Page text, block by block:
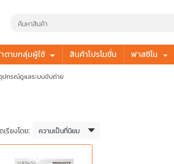
ตามกลุ่มผู้ใช้ สินค้าโปรโมชั่น ฟาสซิโน
ปกรณ์ดูแลระบบขับถ่าย
เรียงโดย: